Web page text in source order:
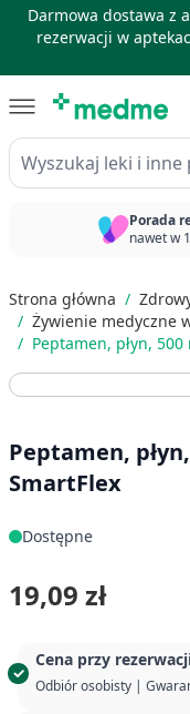
Darmowa dostawa z
rezerwacji w
Wyszukaj leki i inne
Porada
nawet w
Strona główna /
/ Żywienie medyczne
/ Peptamen, płyn,
Peptamen,
SmartFlex
Dostępne
Cena przy
Odbiór osobisty |
19,09 zł